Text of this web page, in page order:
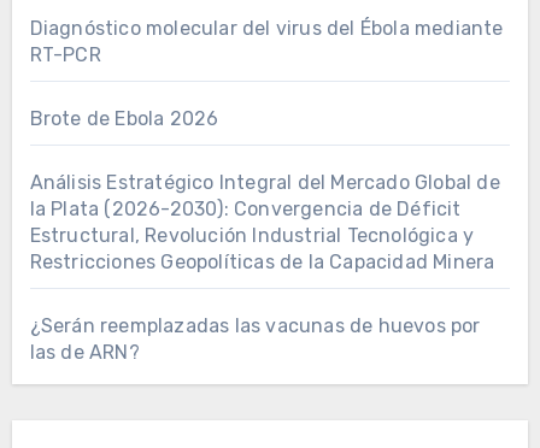
Diagnóstico molecular del virus del Ébola mediante
RT-PCR
Brote de Ebola 2026
Análisis Estratégico Integral del Mercado Global de
la Plata (2026-2030): Convergencia de Déficit
Estructural, Revolución Industrial Tecnológica y
Restricciones Geopolíticas de la Capacidad Minera
¿Serán reemplazadas las vacunas de huevos por
las de ARN?